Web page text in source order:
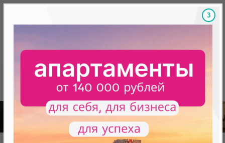
Скидки на новостройки, бонусы Готовые
База новостроек Минска «Минск Мир»
2